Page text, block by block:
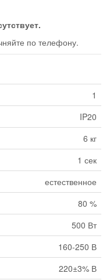
по телефону.
1
IP20
6 кг
1 сек
естественное
80 %
500 Вт
160-250 В
220±3% В